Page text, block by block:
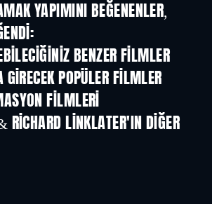
YAPIMINI BEĞENENLER,
BENZER FILMLER
GIRECEK POPÜLER FILMLER
FILMLERI
Magical
RICHARD LINKLATER'IN DIĞER